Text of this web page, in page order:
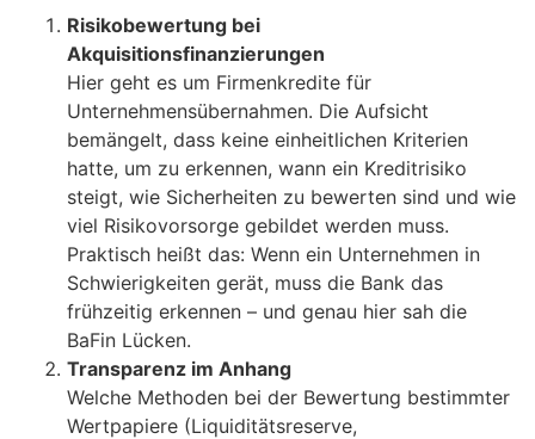
Risikobewertung bei
Akquisitionsfinanzierungen
Hier geht es um Firmenkredite für
Unternehmensübernahmen. Die Aufsicht
bemängelt, dass keine einheitlichen Kriterien
hatte, um zu erkennen, wann ein Kreditrisiko
steigt, wie Sicherheiten zu bewerten sind und wie
viel Risikovorsorge gebildet werden muss.
Praktisch heißt das: Wenn ein Unternehmen in
Schwierigkeiten gerät, muss die Bank das
frühzeitig erkennen – und genau hier sah die
BaFin Lücken.
Transparenz im Anhang
Welche Methoden bei der Bewertung bestimmter
Wertpapiere (Liquiditätsreserve,